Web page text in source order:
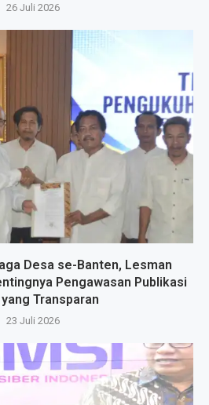
26 Juli 2026
Desa se-Banten, Lesman
Pengawasan Publikasi
Transparan
23 Juli 2026